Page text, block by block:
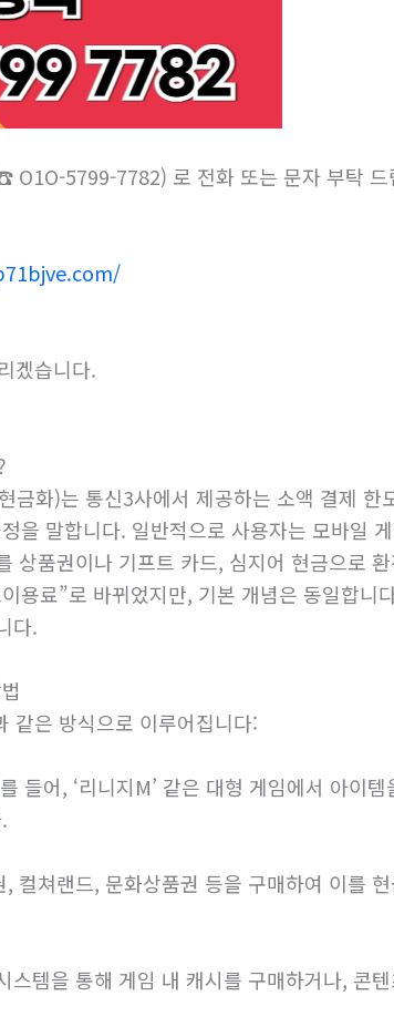
O1O-5799-7782) 로 전화 또는 문자 부탁 드
겠습니다.
금화)는 통신3사에서 제공하는 소액 결제 한
을 말합니다. 일반적으로 사용자는 모바일
상품권이나 기프트 카드, 심지어 현금으로
용료”로 바뀌었지만, 기본 개념은 동일합니
다.
같은 방식으로 이루어집니다:
들어, ‘리니지M’ 같은 대형 게임에서 아이
컬쳐랜드, 문화상품권 등을 구매하여 이를
스템을 통해 게임 내 캐시를 구매하거나, 콘